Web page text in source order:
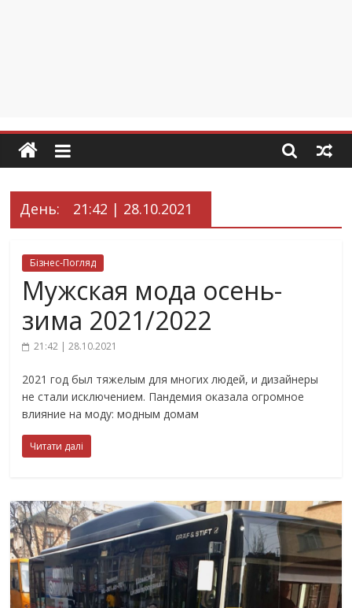
День: 21:42 | 28.10.2021
Бізнес-Погляд
Мужская мода осень-
зима 2021/2022
21:42 | 28.10.2021
2021 год был тяжелым для многих людей, и дизайнеры
не стали исключением. Пандемия оказала огромное
влияние на моду: модным домам
Читати далі